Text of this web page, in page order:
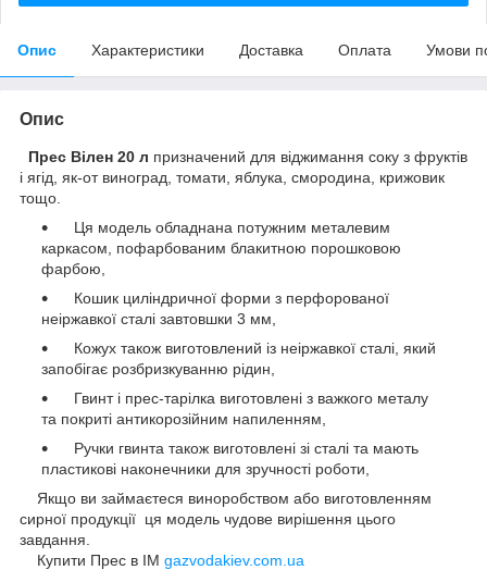
Опис Характеристики Доставка Оплата Умови
Опис
Прес Вілен 20 л призначений для віджимання соку з фруктів
і ягід, як-от виноград, томати, яблука, смородина, крижовик
тощо.
Ця модель обладнана потужним металевим
каркасом, пофарбованим блакитною порошковою
фарбою,
Кошик циліндричної форми з перфорованої
неіржавкої сталі завтовшки 3 мм,
Кожух також виготовлений із неіржавкої сталі, який
запобігає розбризкуванню рідин,
Гвинт і прес-тарілка виготовлені з важкого металу
та покриті антикорозійним напиленням,
Ручки гвинта також виготовлені зі сталі та мають
пластикові наконечники для зручності роботи,
Якщо ви займаєтеся виноробством або виготовленням
сирної продукції ця модель чудове вирішення цього
завдання.
Купити Прес в ІМ gazvodakiev.com.ua